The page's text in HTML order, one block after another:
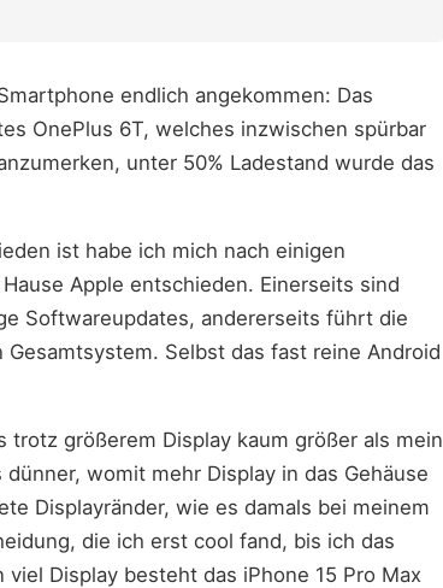
endlich angekommen: Das
OnePlus 6T, welches inzwischen spürbar
unter 50% Ladestand wurde das
ist habe ich mich nach einigen
Apple entschieden. Einerseits sind
Softwareupdates, andererseits führt die
Selbst das fast reine Android
größerem Display kaum größer als mein
womit mehr Display in das Gehäuse
Displayränder, wie es damals bei meinem
die ich erst cool fand, bis ich das
Display besteht das iPhone 15 Pro Max